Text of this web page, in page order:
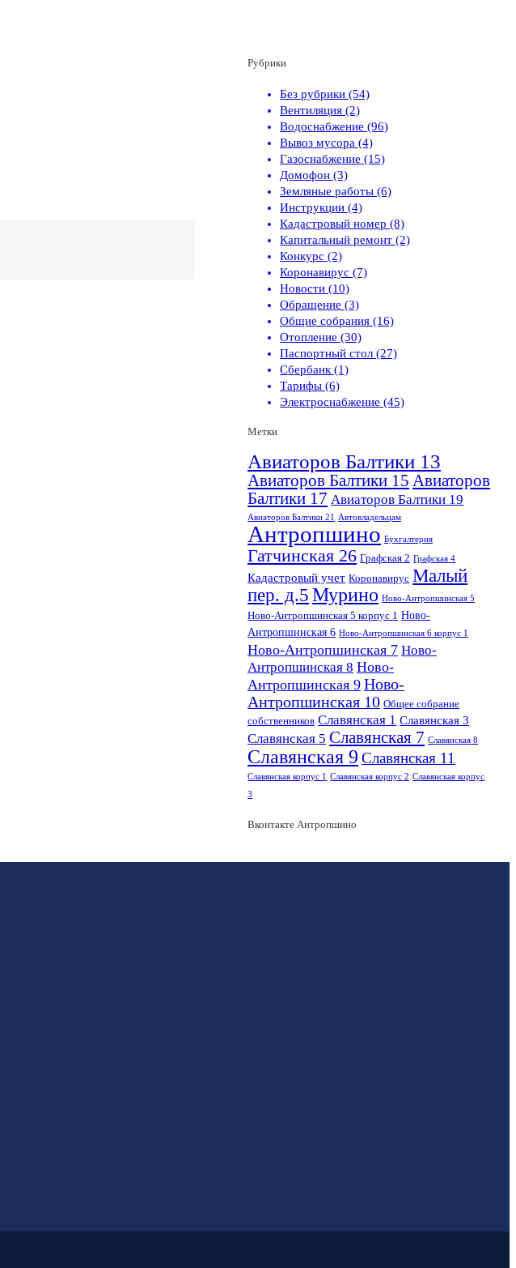
Рубрики
Без рубрики (54)
Вентиляция (2)
Водоснабжение (96)
Вывоз мусора (4)
Газоснабжение (15)
Домофон (3)
Земляные работы (6)
Инструкции (4)
Кадастровый номер (8)
Капитальный ремонт (2)
Конкурс (2)
Коронавирус (7)
Новости (10)
Обращение (3)
Общие собрания (16)
Отопление (30)
Паспортный стол (27)
Сбербанк (1)
Тарифы (6)
Электроснабжение (45)
Метки
Авиаторов Балтики 13
Авиаторов Балтики 15 Авиаторов
Балтики 17 Авиаторов Балтики 19
Авиаторов Балтики 21 Автовладельцам
Антропшино Бухгалтерия
Гатчинская 26 Графская 2 Графская 4
Кадастровый учет Коронавирус Малый
пер. д.5Мурино Ново-Антропшинская 5
Ново-Антропшинская 5 корпус 1 Ново-
Антропшинская 6 Ново-Антропшинская 6 корпус 1
Ново-Антропшинская 7 Ново-
Антропшинская 8 Ново-
Антропшинская 9 Ново-
Антропшинская 10 Общее собрание
собственников Славянская 1 Славянская 3
Славянская 5 Славянская 7 Славянская 8
Славянская 9 Славянская 11
Славянская корпус 1 Славянская корпус 2 Славянская корпус
3
Вконтакте Антропшино